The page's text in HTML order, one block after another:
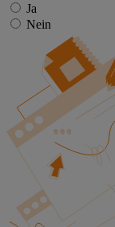
Ja
Nein